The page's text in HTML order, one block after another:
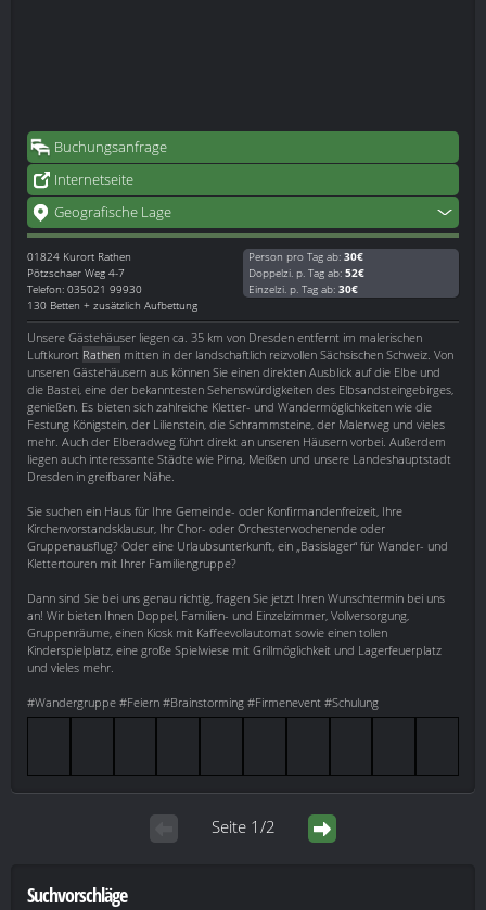
Buchungsanfrage
Internetseite
Geografische Lage
01824 Kurort Rathen
Pötzschaer Weg 4-7
Telefon: 035021 99930
130 Betten + zusätzlich Aufbettung
Person pro Tag ab: 30€
Doppelzi. p. Tag ab: 52€
Einzelzi. p. Tag ab: 30€
Unsere Gästehäuser liegen ca. 35 km von Dresden entfernt im malerischen
Luftkurort Rathen mitten in der landschaftlich reizvollen Sächsischen Schweiz. Von
unseren Gästehäusern aus können Sie einen direkten Ausblick auf die Elbe und
die Bastei, eine der bekanntesten Sehenswürdigkeiten des Elbsandsteingebirges,
genießen. Es bieten sich zahlreiche Kletter- und Wandermöglichkeiten wie die
Festung Königstein, der Lilienstein, die Schrammsteine, der Malerweg und vieles
mehr. Auch der Elberadweg führt direkt an unseren Häusern vorbei. Außerdem
liegen auch interessante Städte wie Pirna, Meißen und unsere Landeshauptstadt
Dresden in greifbarer Nähe.
Sie suchen ein Haus für Ihre Gemeinde- oder Konfirmandenfreizeit, Ihre
Kirchenvorstandsklausur, Ihr Chor- oder Orchesterwochenende oder
Gruppenausflug? Oder eine Urlaubsunterkunft, ein „Basislager“ für Wander- und
Klettertouren mit Ihrer Familiengruppe?
Dann sind Sie bei uns genau richtig, fragen Sie jetzt Ihren Wunschtermin bei uns
an! Wir bieten Ihnen Doppel, Familien- und Einzelzimmer, Vollversorgung,
Gruppenräume, einen Kiosk mit Kaffeevollautomat sowie einen tollen
Kinderspielplatz, eine große Spielwiese mit Grillmöglichkeit und Lagerfeuerplatz
und vieles mehr.
#Wandergruppe #Feiern #Brainstorming #Firmenevent #Schulung
Seite 1/2
Suchvorschläge